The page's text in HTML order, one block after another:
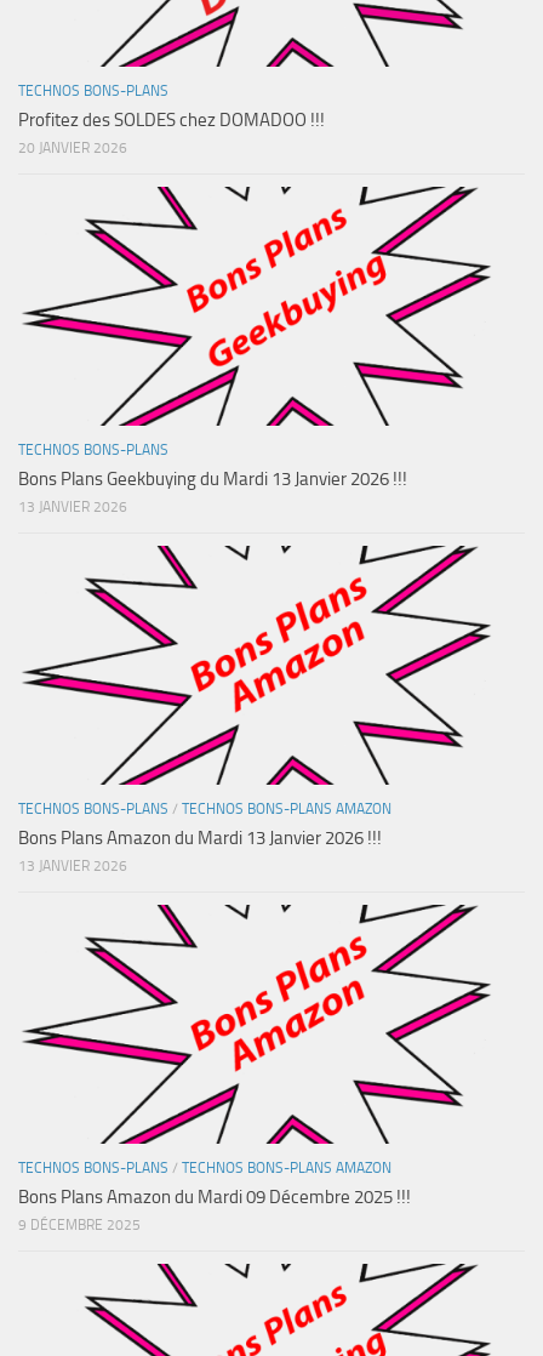
TECHNOS BONS-PLANS
Profitez des SOLDES chez DOMADOO !!!
20 JANVIER 2026
TECHNOS BONS-PLANS
Bons Plans Geekbuying du Mardi 13 Janvier 2026 !!!
13 JANVIER 2026
TECHNOS BONS-PLANS / TECHNOS BONS-PLANS AMAZON
Bons Plans Amazon du Mardi 13 Janvier 2026 !!!
13 JANVIER 2026
TECHNOS BONS-PLANS / TECHNOS BONS-PLANS AMAZON
Bons Plans Amazon du Mardi 09 Décembre 2025 !!!
9 DÉCEMBRE 2025